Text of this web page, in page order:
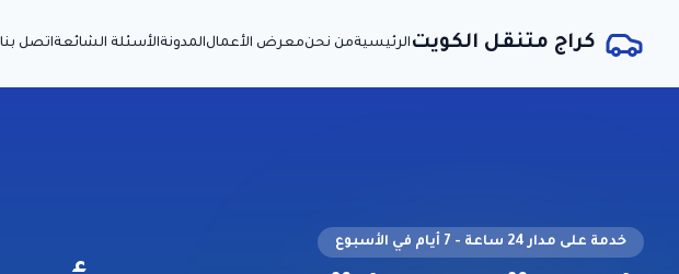
كراج متنقل الكويت الرئيسيةمن نحنمعرض الأعمالالمدونةالأسئلة الشائعةاتصل بنا
خدمة على مدار 24 ساعة - 7 أيام في الأسبوع